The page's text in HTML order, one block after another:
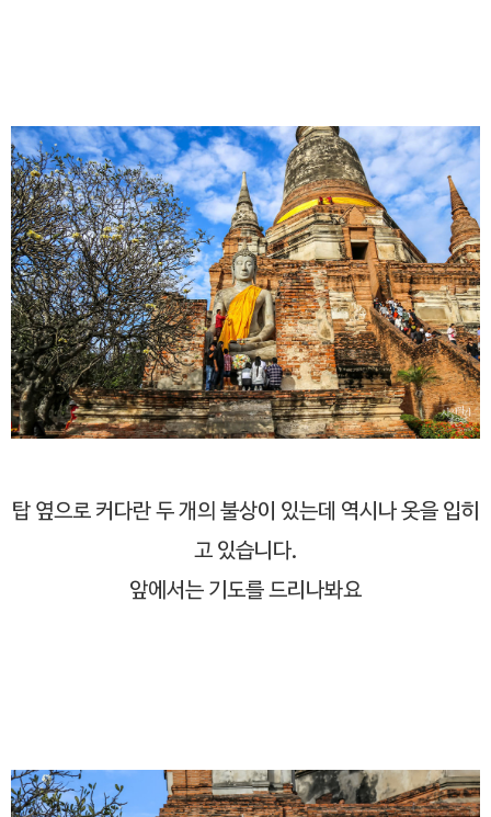
탑 옆으로 커다란 두 개의 불상이 있는데 역시나 옷을 입히
고 있습니다.
앞에서는 기도를 드리나봐요